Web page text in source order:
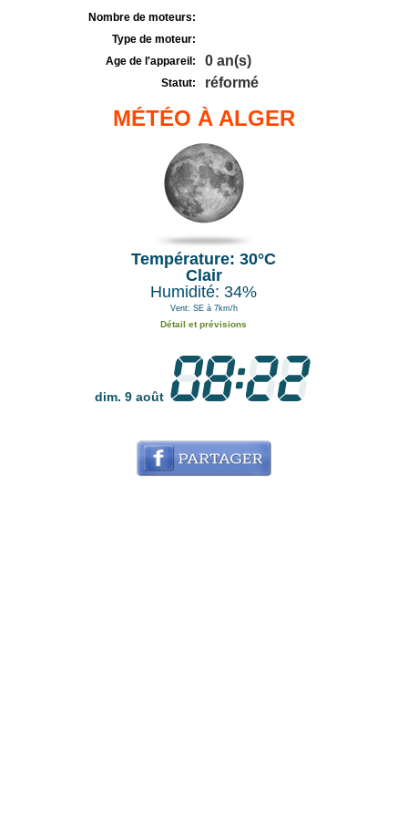
Nombre de moteurs:
Type de moteur:
Age de l'appareil:
0 an(s)
Statut: réformé
MÉTÉO À ALGER
Température: 30°C
Clair
Humidité: 34%
Vent: SE à 7km/h
Détail et prévisions
dim. 9 août